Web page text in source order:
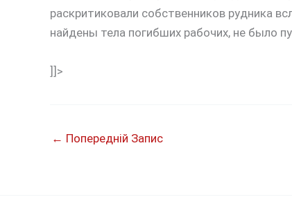
раскритиковали собственников рудника
найдены тела погибших рабочих, не было
]]>
← Попередній Запис